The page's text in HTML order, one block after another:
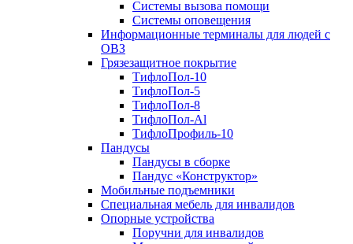
Системы вызова помощи
Системы оповещения
Информационные терминалы для людей с
ОВЗ
Грязезащитное покрытие
ТифлоПол-10
ТифлоПол-5
ТифлоПол-8
ТифлоПол-Al
ТифлоПрофиль-10
Пандусы
Пандусы в сборке
Пандус «Конструктор»
Мобильные подъемники
Специальная мебель для инвалидов
Опорные устройства
Поручни для инвалидов